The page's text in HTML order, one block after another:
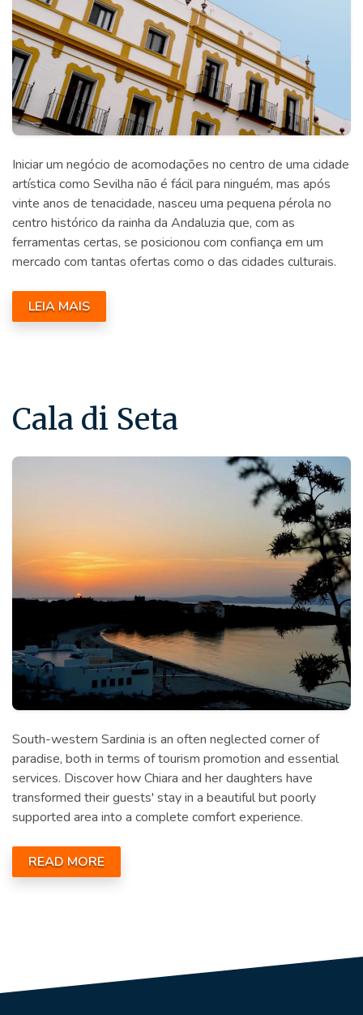
Iniciar um negócio de acomodações no centro de uma cidade
artística como Sevilha não é fácil para ninguém, mas após
vinte anos de tenacidade, nasceu uma pequena pérola no
centro histórico da rainha da Andaluzia que, com as
ferramentas certas, se posicionou com confiança em um
mercado com tantas ofertas como o das cidades culturais.
LEIA MAIS
Cala di Seta
South-western Sardinia is an often neglected corner of
paradise, both in terms of tourism promotion and essential
services. Discover how Chiara and her daughters have
transformed their guests' stay in a beautiful but poorly
supported area into a complete comfort experience.
READ MORE